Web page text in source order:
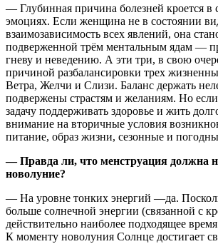
— Глубинная причина болезней кроется в
эмоциях. Если женщина не в состоянии
взаимозависимость всех явлений, она
подверженной трём ментальным ядам —
гневу и неведению. А эти три, в свою
причиной разбалансировки трех
Ветра, Желчи и Слизи. Баланс держать
подвержены страстям и желаниям. Но
задачу поддерживать здоровье и жить
внимание на вторичные условия
питание, образ жизни, сезонные и
— Правда ли, что менструация должна
новолуние?
— На уровне тонких энергий —да.
больше солнечной энергии (связанной с
действительно наиболее подходящее
К моменту новолуния Солнце достигает